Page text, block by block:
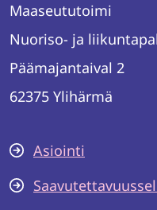
Maaseututoimi
Nuoriso- ja
Päämajantaival 2
62375 Ylihärmä
Asiointi